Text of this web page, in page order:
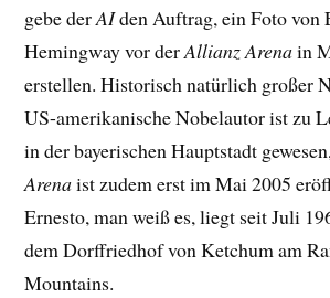
gebe derAIden Auftrag, ein Foto von
Hemingway vor derAllianz Arenain
erstellen. Historisch natürlich großer
US-amerikanische Nobelautor ist zu
in der bayerischen Hauptstadt
Arenaist zudem erst im Mai 2005
Ernesto, man weiß es, liegt seit Juli
dem Dorffriedhof von Ketchum am
Mountains.